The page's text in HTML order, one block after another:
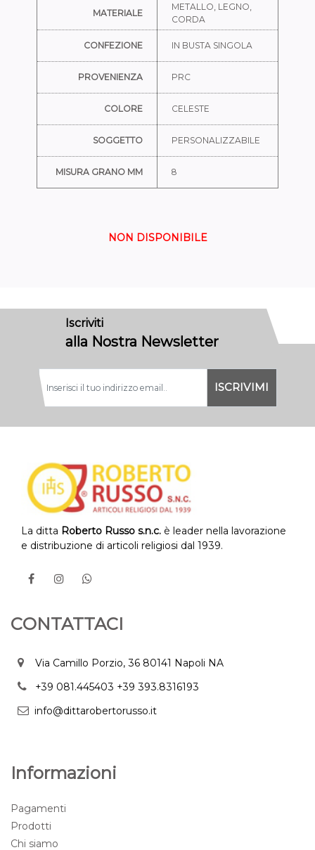
MATERIALE
METALLO, LEGNO,
CORDA
CONFEZIONE IN BUSTA SINGOLA
PROVENIENZA PRC
COLORE CELESTE
SOGGETTO PERSONALIZZABILE
MISURA GRANO MM 8
NON DISPONIBILE
Iscriviti
alla Nostra Newsletter
La ditta Roberto Russo s.n.c. è leader nella lavorazione
e distribuzione di articoli religiosi dal 1939.
CONTATTACI
Via Camillo Porzio, 36 80141 Napoli NA
+39 081.445403 +39 393.8316193
info@dittarobertorusso.it
Informazioni
Pagamenti
Prodotti
Chi siamo